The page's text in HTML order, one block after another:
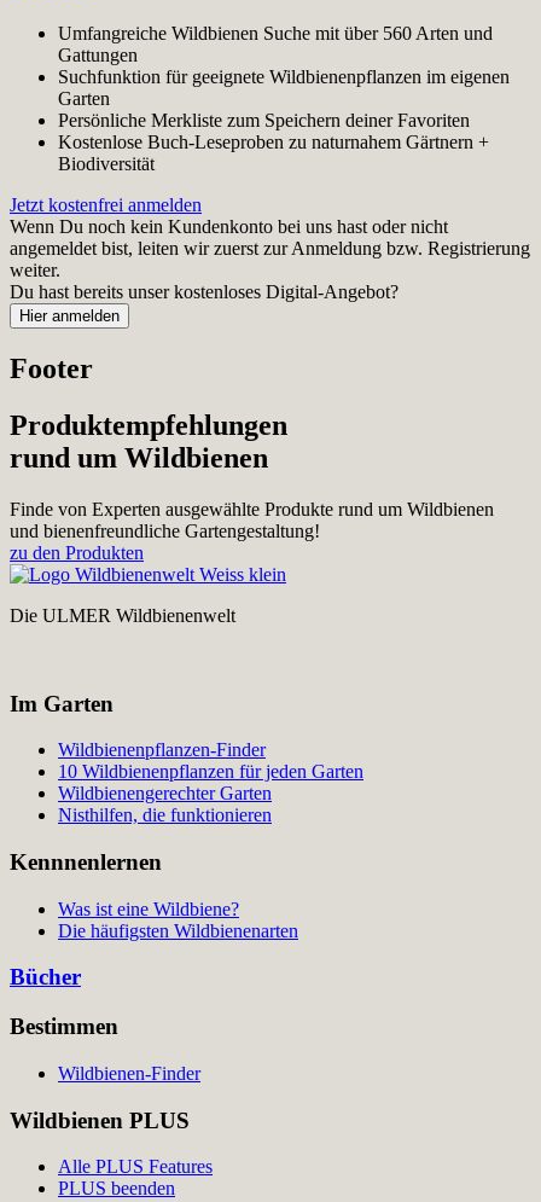
Umfangreiche Wildbienen Suche mit über 560 Arten und
Gattungen
Suchfunktion für geeignete Wildbienenpflanzen im eigenen
Garten
Persönliche Merkliste zum Speichern deiner Favoriten
Kostenlose Buch-Leseproben zu naturnahem Gärtnern +
Biodiversität
Jetzt kostenfrei anmelden
Wenn Du noch kein Kundenkonto bei uns hast oder nicht
angemeldet bist, leiten wir zuerst zur Anmeldung bzw. Registrierung
weiter.
Du hast bereits unser kostenloses Digital-Angebot?
Footer
Produktempfehlungen
rund um Wildbienen
Finde von Experten ausgewählte Produkte rund um Wildbienen
und bienenfreundliche Gartengestaltung!
zu den Produkten
Die ULMER Wildbienenwelt
Im Garten
Wildbienenpflanzen-Finder
10 Wildbienenpflanzen für jeden Garten
Wildbienengerechter Garten
Nisthilfen, die funktionieren
Kennnenlernen
Was ist eine Wildbiene?
Die häufigsten Wildbienenarten
Bücher
Bestimmen
Wildbienen-Finder
Wildbienen PLUS
Alle PLUS Features
PLUS beenden